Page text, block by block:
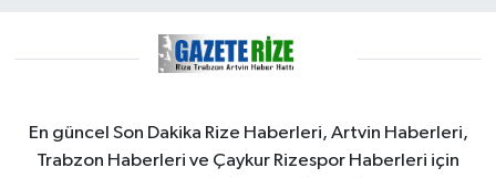
En güncel Son Dakika Rize Haberleri, Artvin Haberleri,
Trabzon Haberleri ve Çaykur Rizespor Haberleri için